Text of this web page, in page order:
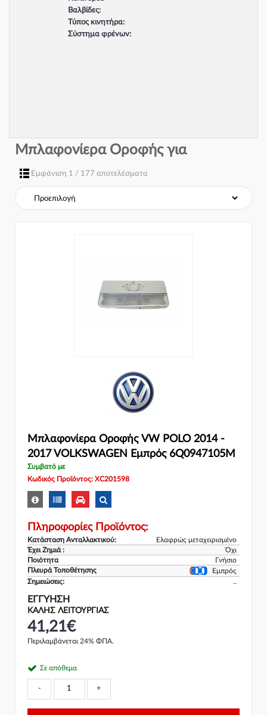
Βαλβίδες:
Τύπος κινητήρα:
Σύστημα φρένων:
Μπλαφονίερα Οροφής για
Εμφάνιση 1 / 177 αποτελέσματα
Μπλαφονίερα Οροφής VW POLO 2014 -
2017 VOLKSWAGEN Εμπρός 6Q0947105M
Συμβατό με
Κωδικός Προϊόντος: XC201598
Πληροφορίες Προϊόντος:
Κατάσταση Ανταλλακτικού:
Ελαφρώς μεταχειρισμένο
Έχει Ζημιά :
Όχι
Ποιότητα
Γνήσιο
Πλευρά Τοποθέτησης
Εμπρός
Σημειώσεις:
..
ΕΓΓΎΗΣΗ
ΚΑΛΗΣ ΛΕΙΤΟΥΡΓΙΑΣ
41,21€
Περιλαμβάνεται 24% ΦΠΑ.
Σε απόθεμα
- +